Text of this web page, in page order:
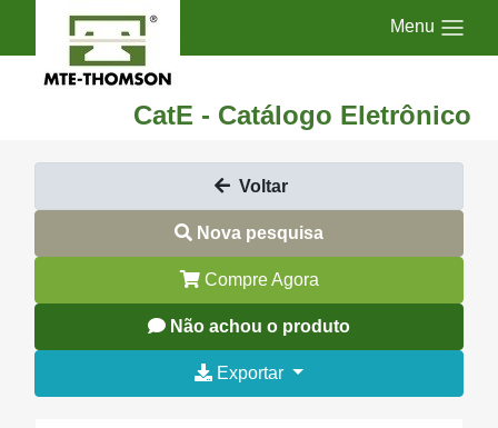
Menu
CatE - Catálogo Eletrônico
Voltar
Nova pesquisa
Compre Agora
Não achou o produto
Exportar